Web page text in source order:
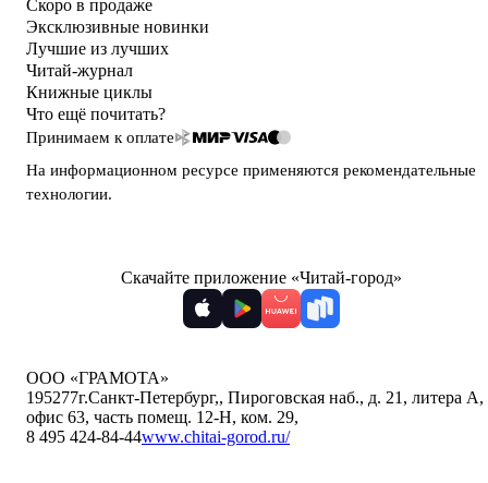
Скоро в продаже
Эксклюзивные новинки
Лучшие из лучших
Читай-журнал
Книжные циклы
Что ещё почитать?
Принимаем к оплате
На информационном ресурсе применяются рекомендательные
технологии.
Скачайте приложение «Читай-город»
ООО «ГРАМОТА»
195277г.Санкт-Петербург,, Пироговская наб., д. 21, литера А,
офис 63, часть помещ. 12-Н, ком. 29,
8 495 424-84-44www.chitai-gorod.ru/